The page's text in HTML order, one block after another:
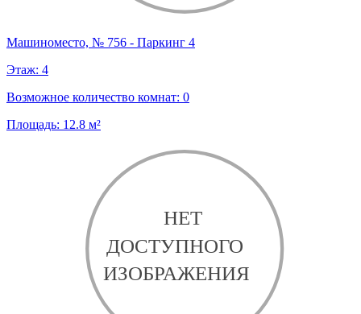
Машиноместо, № 756 - Паркинг 4
Этаж: 4
Возможное количество комнат: 0
Площадь: 12.8 м²